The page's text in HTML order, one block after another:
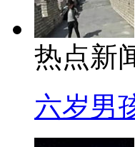
热点新
六岁男